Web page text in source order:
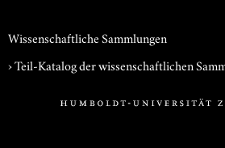
Wissenschaftliche Sammlungen
› Teil-Katalog der wissenschaftlichen